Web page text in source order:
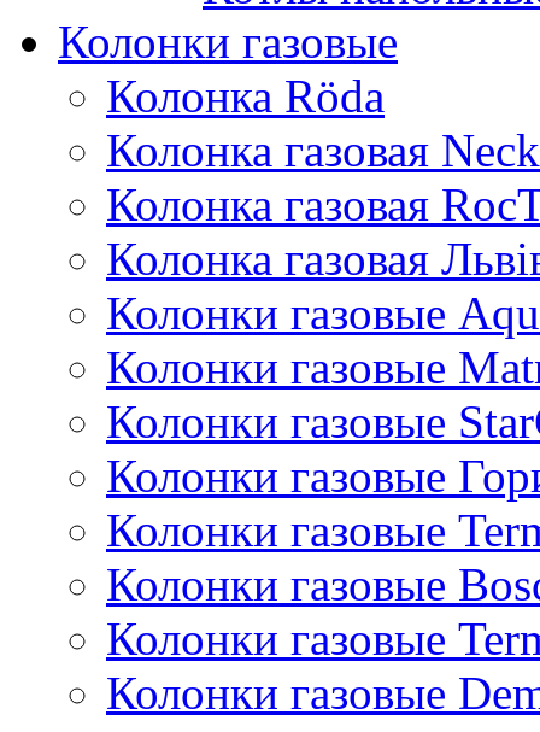
Колонки газовые
Колонка Rӧda
Колонка газовая
Колонка газовая
Колонка газовая
Колонки газовые
Колонки газовые
Колонки газовые
Колонки газовые
Колонки газовые
Колонки газовые
Колонки газовые
Колонки газовые